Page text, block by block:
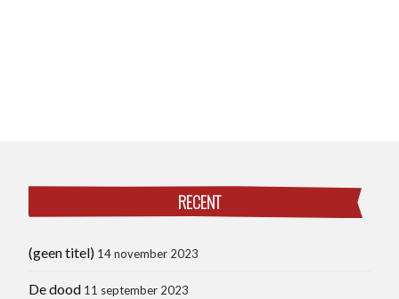
RECENT
(geen titel) 14 november 2023
De dood 11 september 2023